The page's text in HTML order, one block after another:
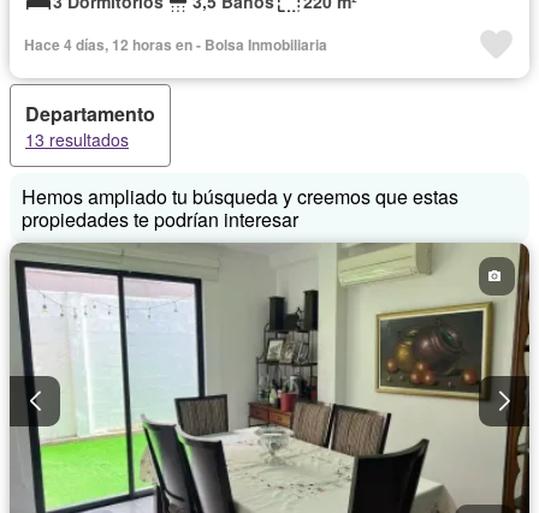
Hace 4 días, 12 horas en - Bolsa Inmobiliaria
Departamento
13 resultados
Hemos ampliado tu búsqueda y creemos que estas
propiedades te podrían interesar